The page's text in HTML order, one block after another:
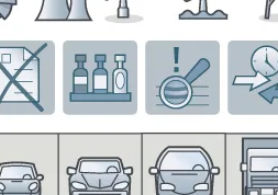
Infografik / Piktogramme